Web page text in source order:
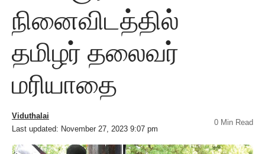
நினைவிடத்தில்
தமிழர் தலைவர்
மரியாதை
Last updated: November 27, 2023 9:07 pm
Viduthalai
0 Min Read